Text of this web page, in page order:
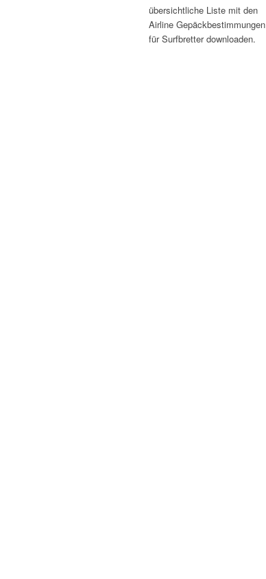
übersichtliche Liste mit den
Airline Gepäckbestimmungen
für Surfbretter downloaden.